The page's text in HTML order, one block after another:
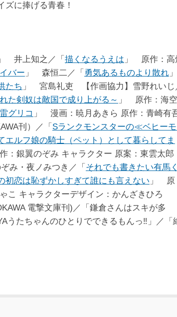
に捧げる青春！
」 井上知之／「 描くなるうえは 」 原作：高
バー 」 森恒二／「 勇気あるものより散れ
たち 」 宮島礼吏 【作画協力】雪野れいじ
た剣奴は敵国で成り上がる～ 」 原作：海空
グリコ 」 漫画：暁月あきら 原作：青崎有
刊）／「 Sランクモンスターの≪ベヒーモ
ルフ娘の騎士（ペット）として暮らしてま
：銀翼のぞみ キャラクター 原案：東雲太郎
み・夜ノみつき／「 それでも書きたい有馬く
初恋は恥ずかしすぎて誰にも言えない 」 原
こ キャラクターデザイン：かんざきひろ
電撃文庫刊)／「鎌倉さんはスキが多
うたちゃんのひとりでできるもんっ‼」／「